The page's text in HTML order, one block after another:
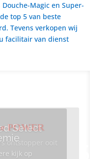
Magic en Super-
top 5 van beste
Tevens verkopen wij
facilitair van dienst
Select
kijk op
POWER
ontstopper ooit